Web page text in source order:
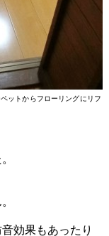
ングにリフ
効果もあったり